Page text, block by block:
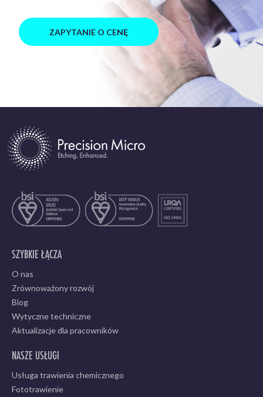
ZAPYTANIE O CENĘ
SZYBKIE ŁĄCZA
O nas
Zrównoważony rozwój
Blog
Wytyczne techniczne
Aktualizacje dla pracowników
NASZE USŁUGI
Usługa trawienia chemicznego
Fototrawienie